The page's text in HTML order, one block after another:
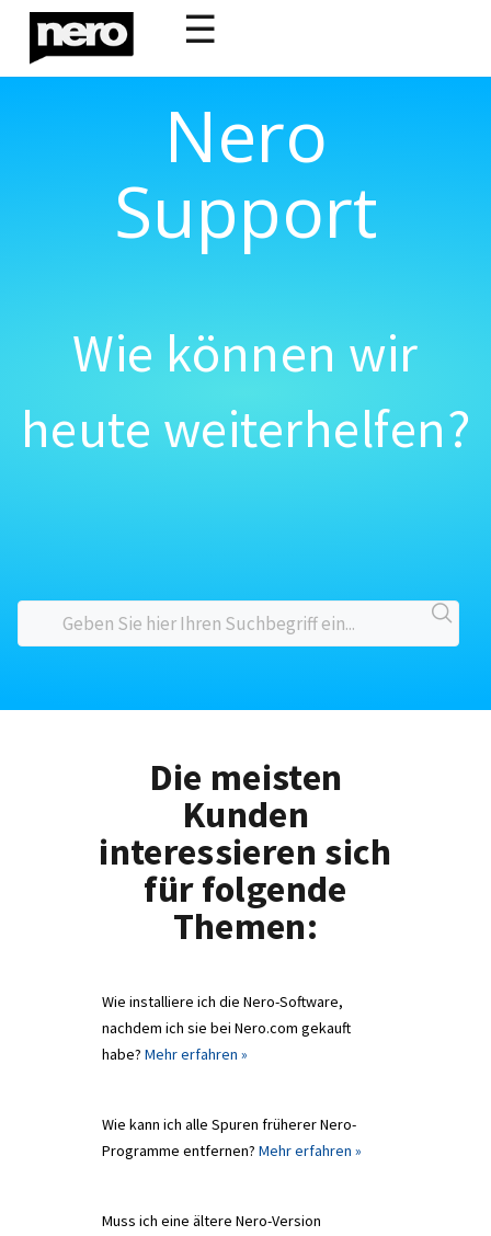
☰
Nero
Support
Wie können wir
heute weiterhelfen?
Die meisten
Kunden
interessieren sich
für folgende
Themen:
Wie installiere ich die Nero-Software,
nachdem ich sie bei Nero.com gekauft
habe? Mehr erfahren »
Wie kann ich alle Spuren früherer Nero-
Programme entfernen? Mehr erfahren »
Muss ich eine ältere Nero-Version